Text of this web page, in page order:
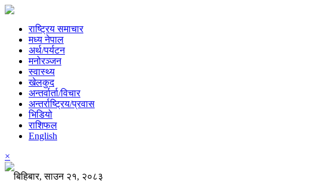
राष्ट्रिय समाचार
मध्य नेपाल
अर्थ/पर्यटन
मनोरञ्जन
स्वास्थ्य
खेलकुद
अन्तर्वार्ता/विचार
अन्तर्राष्ट्रिय/प्रवास
भिडियो
राशिफल
English
×
बिहिबार, साउन २१, २०८३